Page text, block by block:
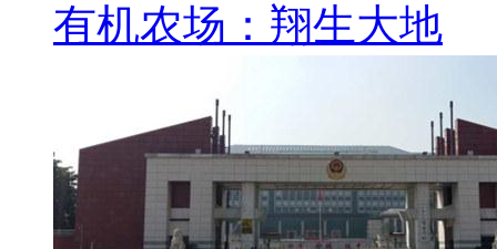
有机农场：翔生大地